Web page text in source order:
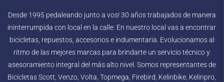
Desde 1995 pedaleando junto a vos! 30 años trabajados de manera
ininterrumpida con local en la calle. En nuestro local vas a encontrar
bicicletas, repuestos, accesorios e indumentaria. Evolucionamos al
ritmo de las mejores marcas para brindarte un servicio técnico y
asesoramiento integral del más alto nivel. Somos representantes de
Bicicletas Scott, Venzo, Volta, Topmega, Firebird, Kelinbike, Kelinpro,